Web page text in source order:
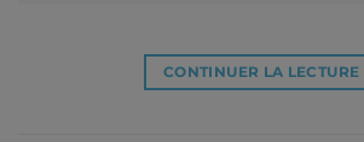
CONTINUER LA LECTURE